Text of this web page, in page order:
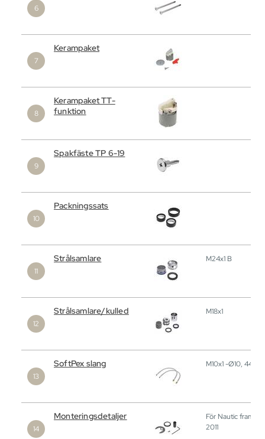
Kerampaket
Kerampaket TT-
funktion
Spakfäste TP 6-19
Packningssats
Strålsamlare M24x1 B
Strålsamlare/kulled M18x1
SoftPex slang M10x1 -Ø10,
Monteringsdetaljer
För Nautic fram till
2011